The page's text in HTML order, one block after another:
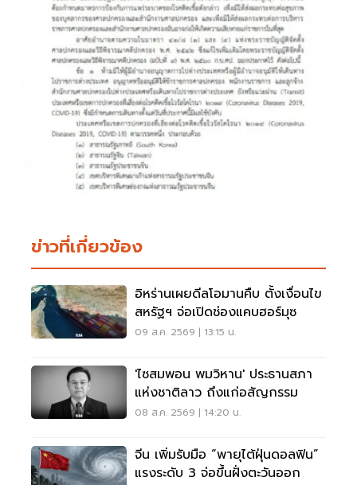
ข่าวที่เกี่ยวข้อง
อิหร่านเผยดีลโอมานคืบ ตั้งเงื่อนไข
สหรัฐฯ จ่อเปิดช่องแคบฮอร์มุซ
09 ส.ค. 2569 | 13:15 น.
'ไซสมพอน พมวิหาน' ประธานสภา
แห่งชาติลาว ถึงแก่อสัญกรรม
08 ส.ค. 2569 | 14:20 น.
จีน เพิ่มรับมือ “พายุไต้ฝุ่นดอลฟิน”
แรงระดับ 3 จ่อขึ้นฝั่งตะวันออก